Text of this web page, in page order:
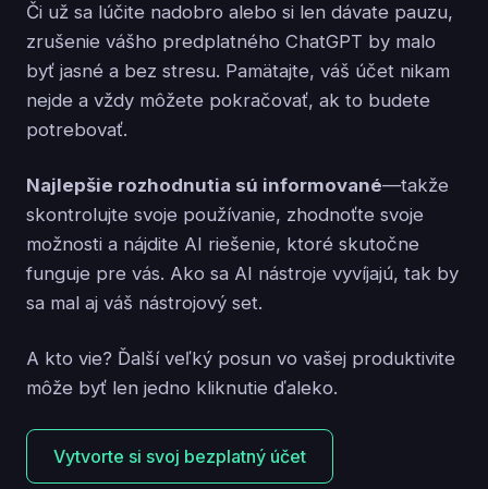
Či už sa lúčite nadobro alebo si len dávate pauzu,
zrušenie vášho predplatného ChatGPT by malo
byť jasné a bez stresu. Pamätajte, váš účet nikam
nejde a vždy môžete pokračovať, ak to budete
potrebovať.
Najlepšie rozhodnutia sú informované—takže
skontrolujte svoje používanie, zhodnoťte svoje
možnosti a nájdite AI riešenie, ktoré skutočne
funguje pre vás. Ako sa AI nástroje vyvíjajú, tak by
sa mal aj váš nástrojový set.
A kto vie? Ďalší veľký posun vo vašej produktivite
môže byť len jedno kliknutie ďaleko.
Vytvorte si svoj bezplatný účet